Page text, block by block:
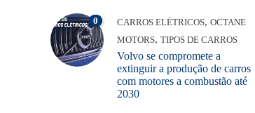
0 CARROS ELÉTRICOS, OCTANE
MOTORS, TIPOS DE CARROS
Volvo se compromete a
extinguir a produção de carros
com motores a combustão até
2030